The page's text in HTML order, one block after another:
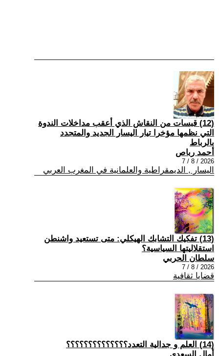
(12) قبسات من النقاش الذي أعقب مداخلات الندوة
التي نظمها مؤخرا تيار اليسار الجديد والمتجدد
بالرباط
أحمد رباص
2026 / 8 / 7
اليسار , الديمقراطية والعلمانية في المغرب العربي
(13) تفكيك التشابك الهيكلي: متى تستعيد واشنطن
استقلاليتها السياسية؟
سلطان الحربي
2026 / 8 / 7
قضايا ثقافية
(14) العلم و جدالية التعدد؟؟؟؟؟؟؟؟؟؟؟؟؟؟